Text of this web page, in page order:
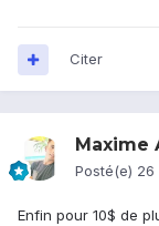
Citer
Maxime
Posté(e) 26
Enfin pour 10$ de